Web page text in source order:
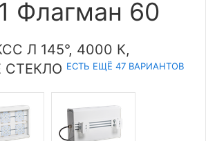
Флагман 60
Л 145°, 4000 К,
СТЕКЛО ЕСТЬ ЕЩЁ 47 ВАРИАНТОВ